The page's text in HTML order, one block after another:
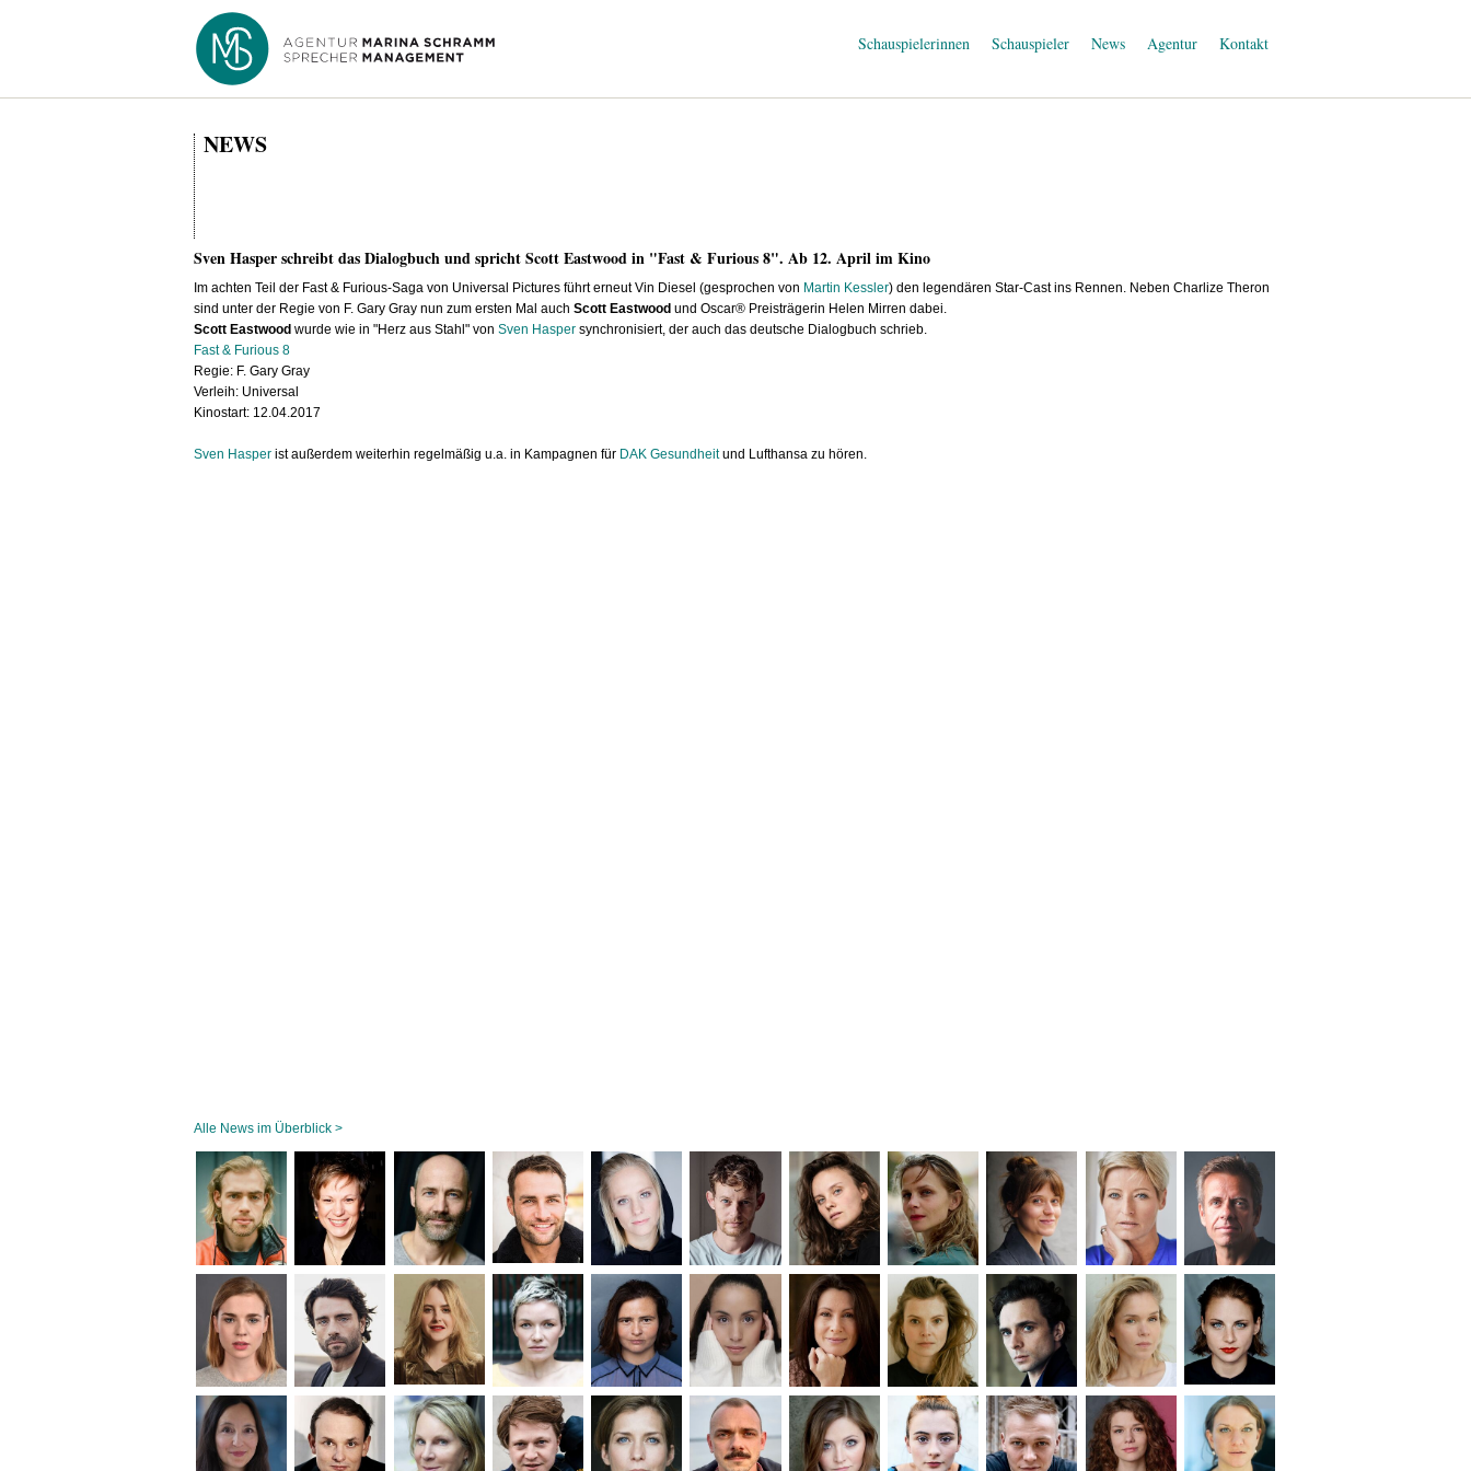
Schauspielerinnen Schauspieler News Agentur Kontakt
NEWS
Sven Hasper schreibt das Dialogbuch und spricht Scott Eastwood in "Fast & Furious 8". Ab 12. April im Kino
Im achten Teil der Fast & Furious-Saga von Universal Pictures führt erneut Vin Diesel (gesprochen von Martin Kessler) den legendären Star-Cast ins Rennen. Neben Charlize Theron
sind unter der Regie von F. Gary Gray nun zum ersten Mal auch Scott Eastwood und Oscar® Preisträgerin Helen Mirren dabei.
Scott Eastwood wurde wie in "Herz aus Stahl" von Sven Hasper synchronisiert, der auch das deutsche Dialogbuch schrieb.
Fast & Furious 8
Regie: F. Gary Gray
Verleih: Universal
Kinostart: 12.04.2017
Sven Hasper ist außerdem weiterhin regelmäßig u.a. in Kampagnen für DAK Gesundheitund Lufthansa zu hören.
Alle News im Überblick >
Navigation
überspringen